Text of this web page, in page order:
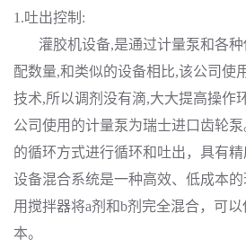
1.吐出控制:
灌胶机设备,是通过计量泵和各种
配数量,和类似的设备相比,该公司使
技术,所以调剂没有滴,大大提高操作
公司使用的计量泵为瑞士进口齿轮
的循环方式进行循环和吐出，具有精
设备混合系统是一种高效、低成本
用搅拌器将a剂和b剂完全混合，可
本。